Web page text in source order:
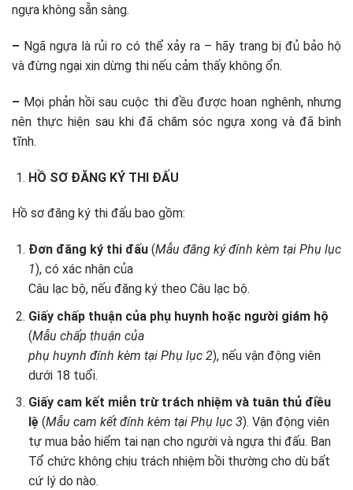
ngựa không sẵn sàng.
– Ngã ngựa là rủi ro có thể xảy ra – hãy trang bị đủ bảo hộ
và đừng ngại xin dừng thi nếu cảm thấy không ổn.
– Mọi phản hồi sau cuộc thi đều được hoan nghênh, nhưng
nên thực hiện sau khi đã chăm sóc ngựa xong và đã bình
tĩnh.
HỒ SƠ ĐĂNG KÝ THI ĐẤU
Hồ sơ đăng ký thi đấu bao gồm:
Đơn đăng ký thi đấu (Mẫu đăng ký đính kèm tại Phụ lục
1), có xác nhận của
Câu lạc bộ, nếu đăng ký theo Câu lạc bộ.
Giấy chấp thuận của phụ huynh hoặc người giám hộ
(Mẫu chấp thuận của
phụ huynh đính kèm tại Phụ lục 2), nếu vận động viên
dưới 18 tuổi.
Giấy cam kết miễn trừ trách nhiệm và tuân thủ điều
lệ (Mẫu cam kết đính kèm tại Phụ lục 3). Vận động viên
tự mua bảo hiểm tai nạn cho người và ngựa thi đấu. Ban
Tổ chức không chịu trách nhiệm bồi thường cho dù bất
cứ lý do nào.